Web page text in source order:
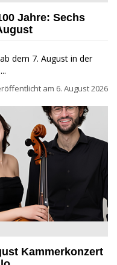
Jahre: Sechs
dem 7. August in der
am 6. August 2026
Kammerkonzert